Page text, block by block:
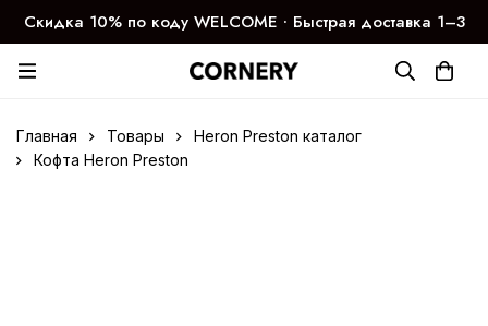
Скидка 10% по коду WELCOME ∙ Быстрая доставка 1–3
дня
Главная Товары
Heron Preston каталог
Кофта Heron Preston